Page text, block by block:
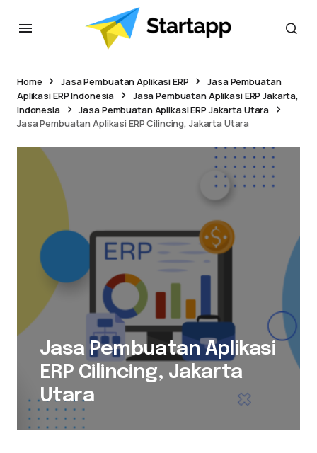
Home Jasa Pembuatan Aplikasi ERP
Jasa Pembuatan
Aplikasi ERP Indonesia
Jasa Pembuatan Aplikasi ERP Jakarta,
Indonesia
Jasa Pembuatan Aplikasi ERP Jakarta Utara
Jasa Pembuatan Aplikasi ERP Cilincing, Jakarta Utara
Jasa Pembuatan Aplikasi
ERP Cilincing, Jakarta
Utara